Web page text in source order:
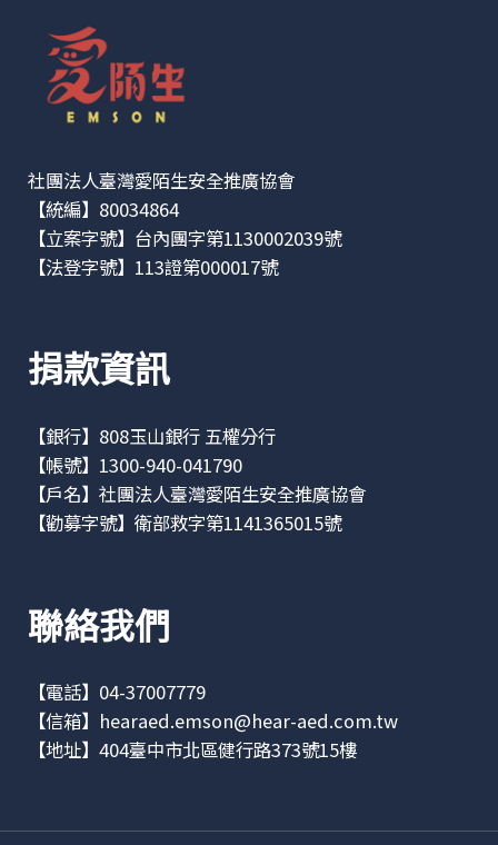
社團法人臺灣愛陌生安全推廣協會
【統編】80034864
【立案字號】台內團字第1130002039號
【法登字號】113證第000017號
捐款資訊
【銀行】808玉山銀行 五權分行
【帳號】1300-940-041790
【戶名】社團法人臺灣愛陌生安全推廣協會
【勸募字號】衛部救字第1141365015號
聯絡我們
【電話】04-37007779
【信箱】 hearaed.emson@hear-aed.com.tw
【地址】 404臺中市北區健行路373號15樓